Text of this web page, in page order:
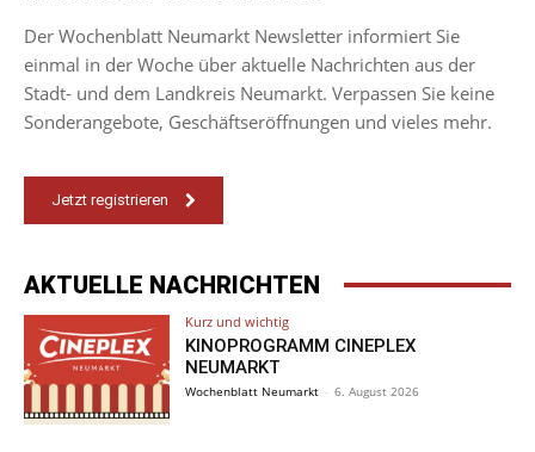
Der Wochenblatt Neumarkt Newsletter informiert Sie
einmal in der Woche über aktuelle Nachrichten aus der
Stadt- und dem Landkreis Neumarkt. Verpassen Sie keine
Sonderangebote, Geschäftseröffnungen und vieles mehr.
Jetzt registrieren
AKTUELLE NACHRICHTEN
Kurz und wichtig
KINOPROGRAMM CINEPLEX
NEUMARKT
Wochenblatt Neumarkt - 6. August 2026